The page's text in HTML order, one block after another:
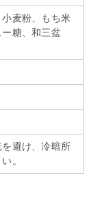
麦粉、もち米
糖、和三盆
避け、冷暗所
。